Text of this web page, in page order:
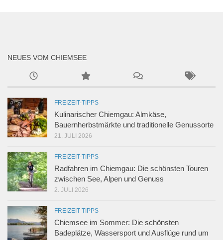
NEUES VOM CHIEMSEE
FREIZEIT-TIPPS
Kulinarischer Chiemgau: Almkäse,
Bauernherbstmärkte und traditionelle Genussorte
21. JULI 2026
FREIZEIT-TIPPS
Radfahren im Chiemgau: Die schönsten Touren
zwischen See, Alpen und Genuss
2. JULI 2026
FREIZEIT-TIPPS
Chiemsee im Sommer: Die schönsten
Badeplätze, Wassersport und Ausflüge rund um